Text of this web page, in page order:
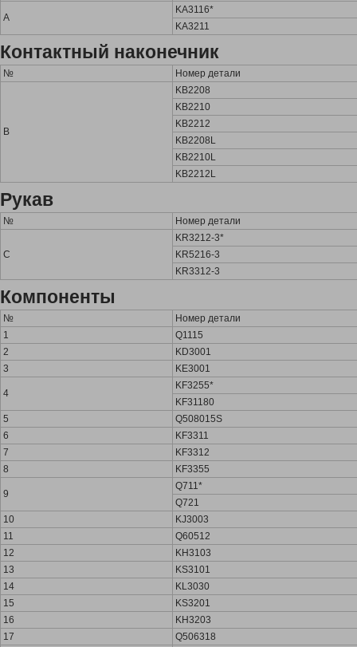
A
KA3116*
KA3211
Контактный наконечник
№ Номер детали
B
KB2208
KB2210
KB2212
KB2208L
KB2210L
KB2212L
Рукав
№ Номер детали
C
KR3212-3*
KR5216-3
KR3312-3
Компоненты
№
Номер детали
1
Q1115
2
KD3001
3
KE3001
4
KF3255*
KF31180
5
Q508015S
6
KF3311
7
KF3312
8
KF3355
9
Q711*
Q721
10
KJ3003
11
Q60512
12
KH3103
13
KS3101
14
KL3030
15
KS3201
16
KH3203
17
Q506318